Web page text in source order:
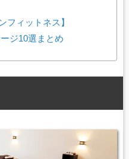
フィットネス】
ジ10選まとめ